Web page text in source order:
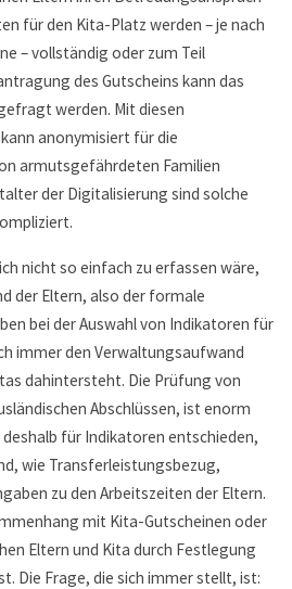
für den Kita-Platz werden – je nach
– vollständig oder zum Teil
des Gutscheins kann das
werden. Mit diesen
anonymisiert für die
armutsgefährdeten Familien
der Digitalisierung sind solche
nicht so einfach zu erfassen wäre,
der Eltern, also der formale
bei der Auswahl von Indikatoren für
immer den Verwaltungsaufwand
dahintersteht. Die Prüfung von
Abschlüssen, ist enorm
für Indikatoren entschieden,
wie Transferleistungsbezug,
zu den Arbeitszeiten der Eltern.
mit Kita-Gutscheinen oder
Eltern und Kita durch Festlegung
Die Frage, die sich immer stellt, ist: